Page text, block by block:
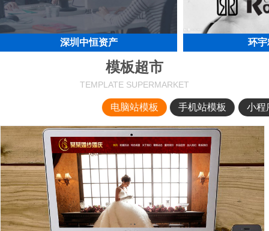
深圳中恒资产 环
模板超市
TEMPLATE SUPERMARKET
电脑站模板 手机站模板 小程